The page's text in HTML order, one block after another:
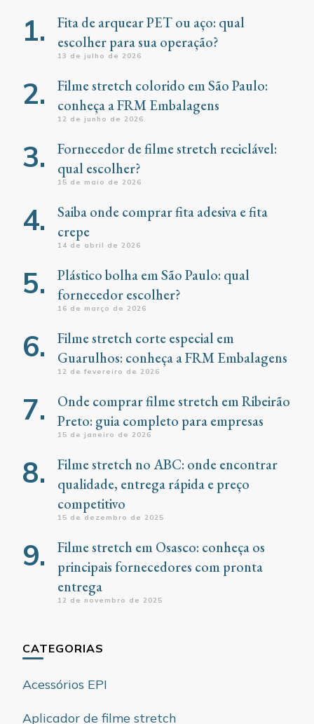
Fita de arquear PET ou aço: qual
escolher para sua operação?
13 de julho de 2026
Filme stretch colorido em São Paulo:
conheça a FRM Embalagens
12 de junho de 2026
Fornecedor de filme stretch reciclável:
qual escolher?
15 de maio de 2026
Saiba onde comprar fita adesiva e fita
crepe
14 de abril de 2026
Plástico bolha em São Paulo: qual
fornecedor escolher?
16 de março de 2026
Filme stretch corte especial em
Guarulhos: conheça a FRM Embalagens
12 de fevereiro de 2026
Onde comprar filme stretch em Ribeirão
Preto: guia completo para empresas
15 de janeiro de 2026
Filme stretch no ABC: onde encontrar
qualidade, entrega rápida e preço
competitivo
15 de dezembro de 2025
Filme stretch em Osasco: conheça os
principais fornecedores com pronta
entrega
12 de novembro de 2025
CATEGORIAS
Acessórios EPI
Aplicador de filme stretch